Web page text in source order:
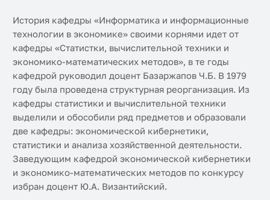
История кафедры «Информатика и информационные
технологии в экономике» своими корнями идет от
кафедры «Статистки, вычислительной техники и
экономико-математических методов», в те годы
кафедрой руководил доцент Базаржапов Ч.Б. В 1979
году была проведена структурная реорганизация. Из
кафедры статистики и вычислительной техники
выделили и обособили ряд предметов и образовали
две кафедры: экономической кибернетики,
статистики и анализа хозяйственной деятельности.
Заведующим кафедрой экономической кибернетики
и экономико-математических методов по конкурсу
избран доцент Ю.А. Византийский.